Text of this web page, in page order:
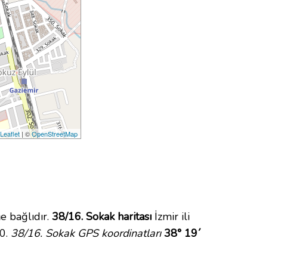
Leaflet | ©OpenStreetMap
38/16. Sokak haritası İzmir ili
38/16. Sokak GPS koordinatları 38° 19´